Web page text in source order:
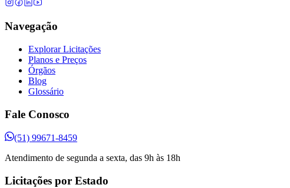
Navegação
Explorar Licitações
Planos e Preços
Órgãos
Blog
Glossário
Fale Conosco
(51) 99671-8459
Atendimento de segunda a sexta, das 9h às 18h
Licitações por Estado